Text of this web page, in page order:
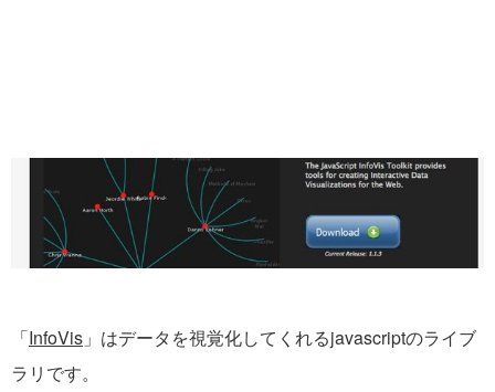
「InfoVis 」はデータを視覚化してくれるjavascriptのライブ
ラリです。